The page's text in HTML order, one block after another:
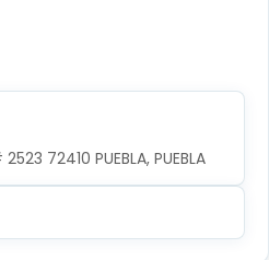
72410 PUEBLA, PUEBLA